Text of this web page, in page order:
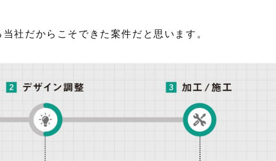
社だからこそできた案件だと思います。